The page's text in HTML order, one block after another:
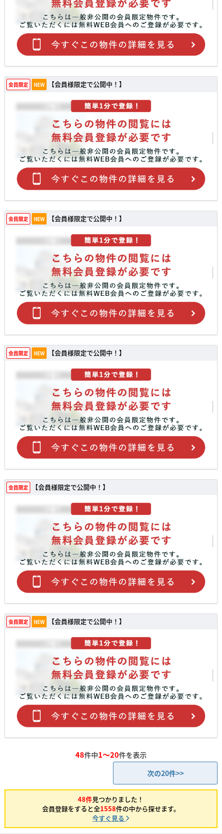
会員限定 NEW 【会員様限定で公開中！】
会員限定 NEW 【会員様限定で公開中！】
会員限定 NEW 【会員様限定で公開中！】
会員限定 【会員様限定で公開中！】
会員限定 NEW 【会員様限定で公開中！】
48件中1～20件を表示
次の20件>>
48件見つかりました！
会員登録をすると全1558件の中から探せます。
今すぐ見る